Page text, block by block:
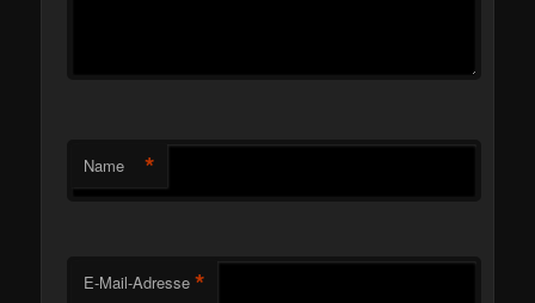
Name *
E-Mail-Adresse *